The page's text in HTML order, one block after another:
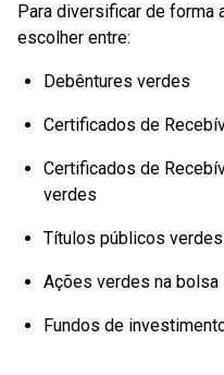
Para diversificar de forma
escolher entre:
Debêntures verdes
Certificados de
Certificados de
verdes
Títulos públicos verdes
Ações verdes na bolsa
Fundos de